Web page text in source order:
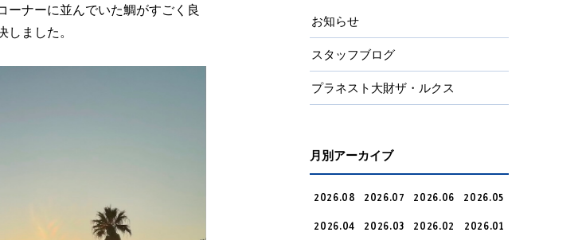
ーナーに並んでいた鯛がすごく良
ました。
お知らせ
スタッフブログ
プラネスト大財ザ・ルクス
月別アーカイブ
2026.08 2026.07 2026.06 2026.05
2026.04 2026.03 2026.02 2026.01